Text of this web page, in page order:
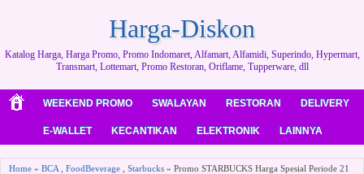
Harga-Diskon
Katalog Harga, Harga Promo, Promo Indomaret, Alfamart, Alfamidi, Superindo, Hypermart,
Transmart, Lottemart, Promo Restoran, Oriflame, Tupperware, dll
WEEKEND PROMO SWALAYAN RESTORAN DELIVERY
E-WALLET KECANTIKAN ELEKTRONIK LAINNYA
Home » BCA FoodBeverage Starbucks » Promo STARBUCKS Harga Spesial Periode 21